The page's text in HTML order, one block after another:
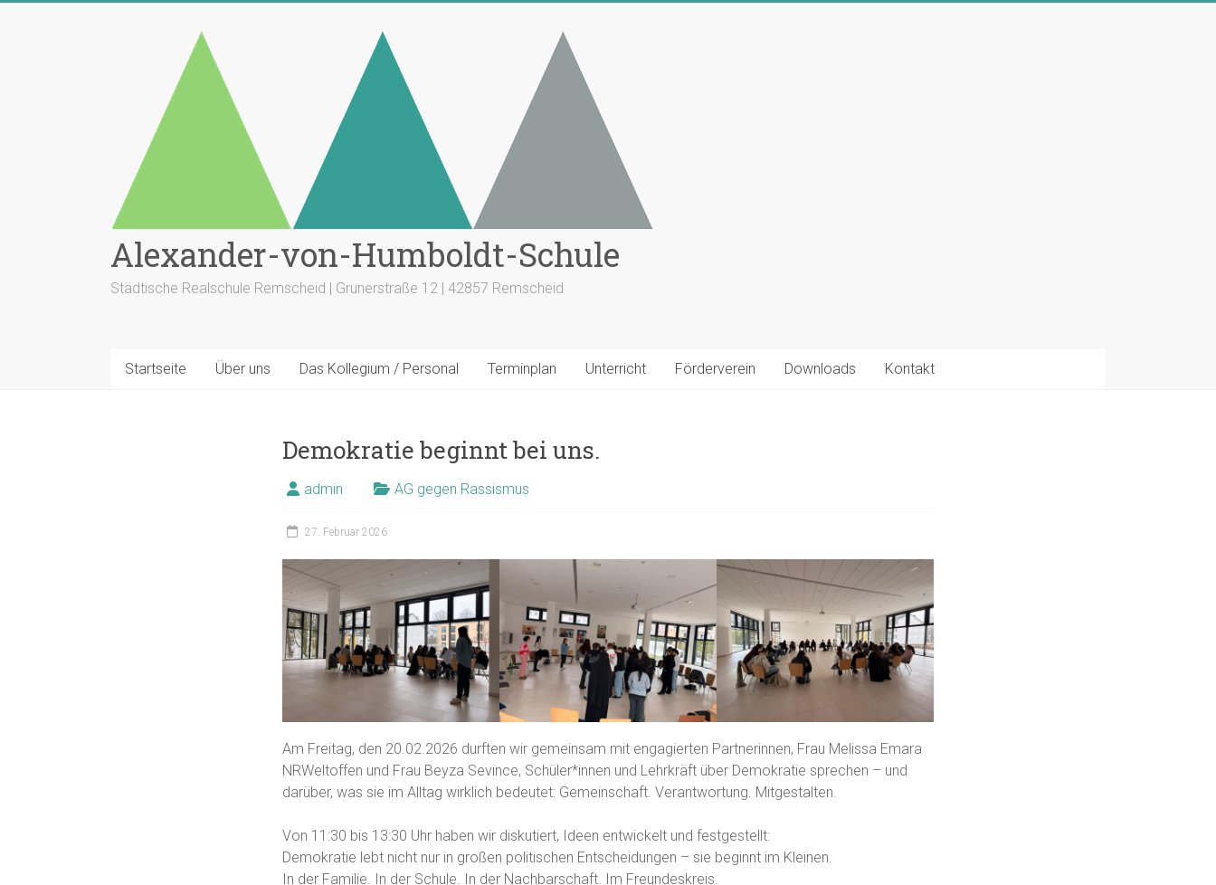
Alexander-von-Humboldt-Schule
Städtische Realschule Remscheid | Grunerstraße 12 | 42857 Remscheid
Startseite Über uns Das Kollegium / Personal Terminplan Unterricht Förderverein Downloads Kontakt
Demokratie beginnt bei uns.
admin AG gegen Rassismus
27. Februar 2026
Am Freitag, den 20.02.2026 durften wir gemeinsam mit engagierten Partnerinnen, Frau Melissa Emara
NRWeltoffen und Frau Beyza Sevince, Schüler*innen und Lehrkräft über Demokratie sprechen – und
darüber, was sie im Alltag wirklich bedeutet: Gemeinschaft. Verantwortung. Mitgestalten.
Von 11:30 bis 13:30 Uhr haben wir diskutiert, Ideen entwickelt und festgestellt:
Demokratie lebt nicht nur in großen politischen Entscheidungen – sie beginnt im Kleinen.
In der Familie. In der Schule. In der Nachbarschaft. Im Freundeskreis.